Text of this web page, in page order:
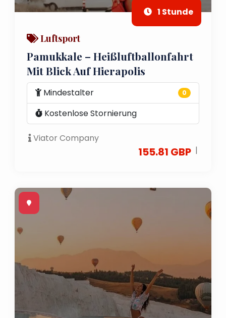
1 Stunde
Luftsport
Pamukkale – Heißluftballonfahrt
Mit Blick Auf Hierapolis
Mindestalter 0
Kostenlose Stornierung
Viator Company
155.81 GBP |